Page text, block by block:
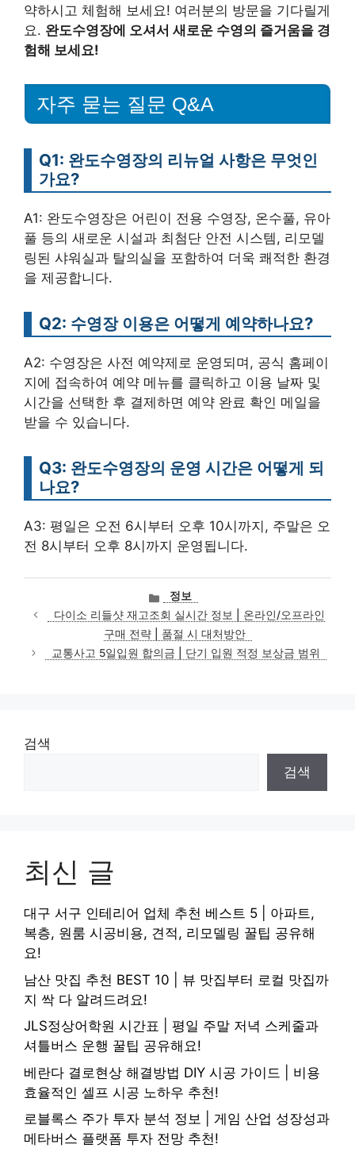
약하시고 체험해 보세요! 여러분의 방문을 기다릴게
요. 완도수영장에 오셔서 새로운 수영의 즐거움을 경
험해 보세요!
자주 묻는 질문 Q&A
Q1: 완도수영장의 리뉴얼 사항은 무엇인
가요?
A1: 완도수영장은 어린이 전용 수영장, 온수풀, 유아
풀 등의 새로운 시설과 최첨단 안전 시스템, 리모델
링된 샤워실과 탈의실을 포함하여 더욱 쾌적한 환경
을 제공합니다.
Q2: 수영장 이용은 어떻게 예약하나요?
A2: 수영장은 사전 예약제로 운영되며, 공식 홈페이
지에 접속하여 예약 메뉴를 클릭하고 이용 날짜 및
시간을 선택한 후 결제하면 예약 완료 확인 메일을
받을 수 있습니다.
Q3: 완도수영장의 운영 시간은 어떻게 되
나요?
A3: 평일은 오전 6시부터 오후 10시까지, 주말은 오
전 8시부터 오후 8시까지 운영됩니다.
카
테
고
리
정보
다이소 리들샷 재고조회 실시간 정보 | 온라인/오프라인
구매 전략 | 품절 시 대처방안
교통사고 5일입원 합의금 | 단기 입원 적정 보상금 범위
검색
검색
최신 글
대구 서구 인테리어 업체 추천 베스트 5 | 아파트,
복층, 원룸 시공비용, 견적, 리모델링 꿀팁 공유해
요!
남산 맛집 추천 BEST 10 | 뷰 맛집부터 로컬 맛집까
지 싹 다 알려드려요!
JLS정상어학원 시간표 | 평일 주말 저녁 스케줄과
셔틀버스 운행 꿀팁 공유해요!
베란다 결로현상 해결방법 DIY 시공 가이드 | 비용
효율적인 셀프 시공 노하우 추천!
로블록스 주가 투자 분석 정보 | 게임 산업 성장성과
메타버스 플랫폼 투자 전망 추천!